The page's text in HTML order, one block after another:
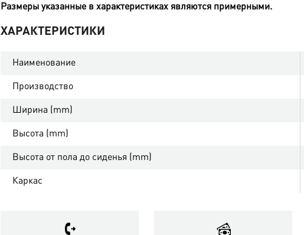
Размеры указанные в характеристиках являются примерными.
ХАРАКТЕРИСТИКИ
Наименование
Производство
Ширина (mm)
Высота (mm)
Высота от пола до сиденья (mm)
Каркас